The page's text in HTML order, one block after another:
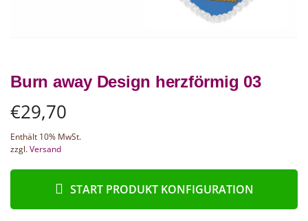
Burn away Design herzförmig 03
€29,70
Enthält 10% MwSt.
zzgl.Versand
START PRODUKT KONFIGURATION